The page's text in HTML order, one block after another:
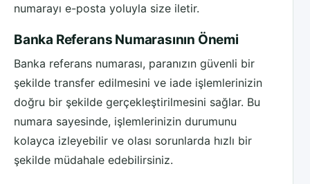
numarayı e-posta yoluyla size iletir.
Banka Referans Numarasının Önemi
Banka referans numarası, paranızın güvenli bir
şekilde transfer edilmesini ve iade işlemlerinizin
doğru bir şekilde gerçekleştirilmesini sağlar. Bu
numara sayesinde, işlemlerinizin durumunu
kolayca izleyebilir ve olası sorunlarda hızlı bir
şekilde müdahale edebilirsiniz.